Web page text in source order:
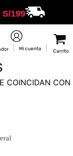
S/199
COINCIDAN CON